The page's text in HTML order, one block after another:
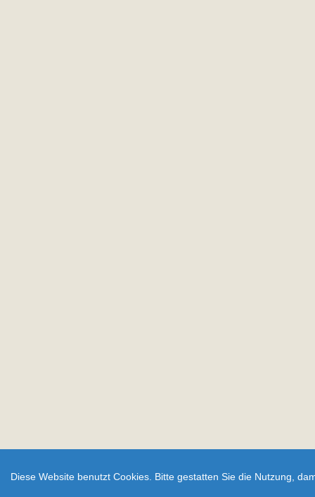
Diese Website benutzt Cookies. Bitte gestatten Sie die Nutzung,